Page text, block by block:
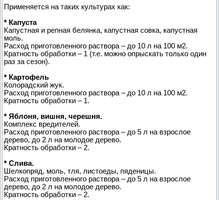
Применяется на таких культурах как:
* Капуста
Капустная и репная белянка, капустная совка, капустная
моль.
Расход приготовленного раствора – до 10 л на 100 м2.
Кратность обработки – 1 (т.е. можно опрыскать только один
раз за сезон).
* Картофель
Колорадский жук.
Расход приготовленного раствора – до 10 л на 100 м2.
Кратность обработки – 1.
* Яблоня, вишня, черешня.
Комплекс вредителей.
Расход приготовленного раствора – до 5 л на взрослое
дерево, до 2 л на молодое дерево.
Кратность обработки – 2.
* Слива.
Шелкопряд, моль, тля, листоеды, пяденицы.
Расход приготовленного раствора – до 5 л на взрослое
дерево, до 2 л на молодое дерево.
Кратность обработки – 2.